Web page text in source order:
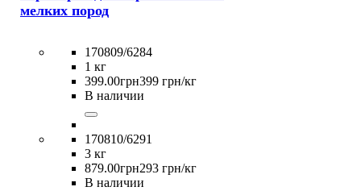
мелких пород
170809/6284
1 кг
399.00грн399 грн/кг
В наличии
170810/6291
3 кг
879.00грн293 грн/кг
В наличии